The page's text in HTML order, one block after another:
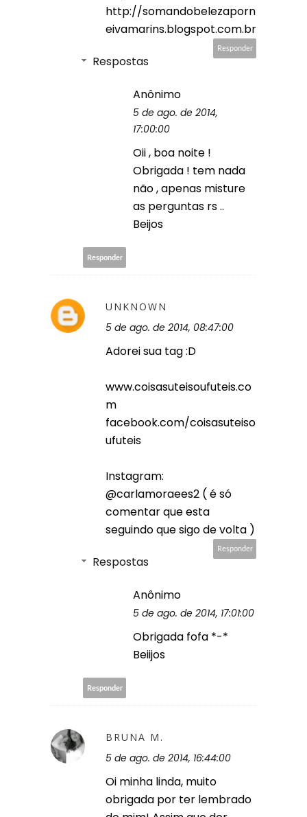
http://somandobelezaporn
eivamarins.blogspot.com.br
Responder
Respostas
Anônimo
5 de ago. de 2014,
17:00:00
Oii , boa noite !
Obrigada ! tem nada
não , apenas misture
as perguntas rs ..
Beijos
Responder
UNKNOWN
5 de ago. de 2014, 08:47:00
Adorei sua tag :D
www.coisasuteisoufuteis.co
m
facebook.com/coisasuteiso
ufuteis
Instagram:
@carlamoraees2 ( é só
comentar que esta
seguindo que sigo de volta )
Responder
Respostas
Anônimo
5 de ago. de 2014, 17:01:00
Obrigada fofa *-*
Beiijos
Responder
BRUNA M.
5 de ago. de 2014, 16:44:00
Oi minha linda, muito
obrigada por ter lembrado